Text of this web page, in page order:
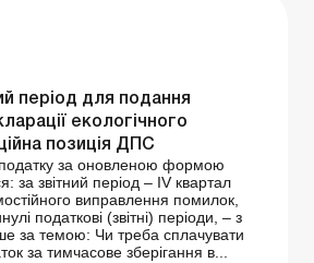
період для подання
екологічного
позиція ДПС
за оновленою формою
за звітний період – ІV квартал
виправлення помилок,
податкові (звітні) періоди, – з
за темою: Чи треба сплачувати
за тимчасове зберігання в...